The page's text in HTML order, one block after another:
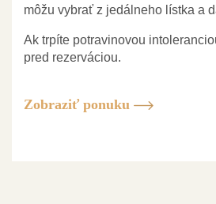
môžu vybrať z jedálneho lístka a
Ak trpíte potravinovou
pred rezerváciou.
Zobraziť ponuku